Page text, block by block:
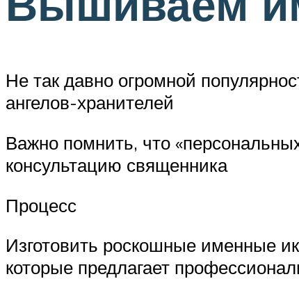
Не так давно огромной
ангелов-хранителей
Важно помнить, что
консультацию священника
Процесс
Изготовить роскошные именные
которые предлагает